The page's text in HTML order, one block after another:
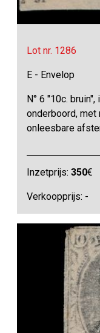
Lot nr. 1286
E - Envelop
N° 6 "10c.
onderboord,
onleesbare
Inzetprijs:350€
Verkoopprijs: -